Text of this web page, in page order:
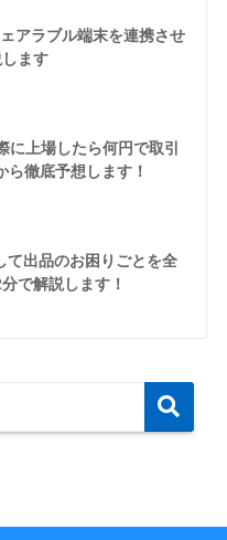
アラブル端末を連携させ
ます
上場したら何円で取引
ら徹底予想します！
出品のお困りごとを全
で解説します！